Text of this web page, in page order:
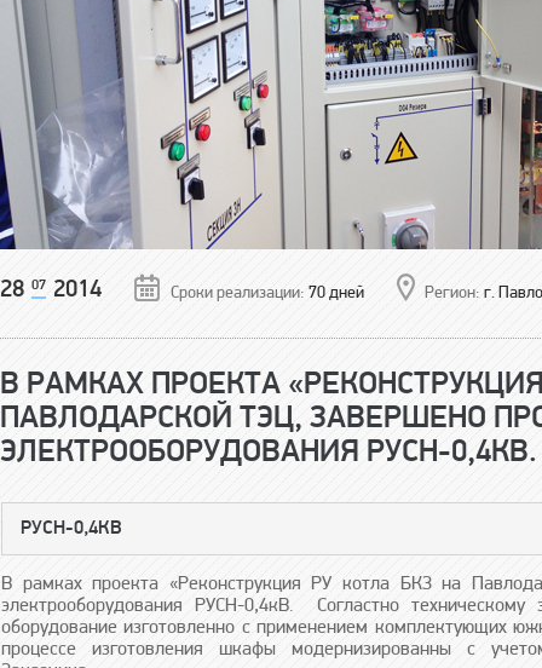
28 07 2014 Сроки реализации: 70 дней Регион: г.
В РАМКАХ ПРОЕКТА
ПАВЛОДАРСКОЙ ТЭЦ, ЗАВЕРШЕНО
ЭЛЕКТРООБОРУДОВАНИЯ РУСН-0,4КВ.
РУСН-0,4КВ
В рамках проекта «Реконструкция РУ котла БКЗ на
электрооборудования РУСН-0,4кВ. Согластно
оборудование изготовленно с применением комплектующих
процессе изготовления шкафы модернизированны с